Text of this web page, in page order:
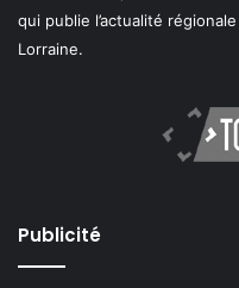
qui publie l’actualité
Lorraine.
Publicité